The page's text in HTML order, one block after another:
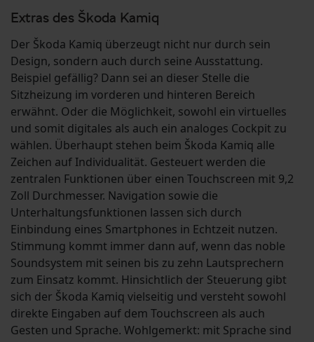
Extras des Škoda Kamiq
Der Škoda Kamiq überzeugt nicht nur durch sein
Design, sondern auch durch seine Ausstattung.
Beispiel gefällig? Dann sei an dieser Stelle die
Sitzheizung im vorderen und hinteren Bereich
erwähnt. Oder die Möglichkeit, sowohl ein virtuelles
und somit digitales als auch ein analoges Cockpit zu
wählen. Überhaupt stehen beim Škoda Kamiq alle
Zeichen auf Individualität. Gesteuert werden die
zentralen Funktionen über einen Touchscreen mit 9,2
Zoll Durchmesser. Navigation sowie die
Unterhaltungsfunktionen lassen sich durch
Einbindung eines Smartphones in Echtzeit nutzen.
Stimmung kommt immer dann auf, wenn das noble
Soundsystem mit seinen bis zu zehn Lautsprechern
zum Einsatz kommt. Hinsichtlich der Steuerung gibt
sich der Škoda Kamiq vielseitig und versteht sowohl
direkte Eingaben auf dem Touchscreen als auch
Gesten und Sprache. Wohlgemerkt: mit Sprache sind